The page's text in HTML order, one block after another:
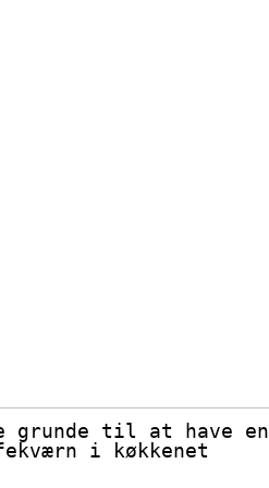
grunde til at have en
i køkkenet